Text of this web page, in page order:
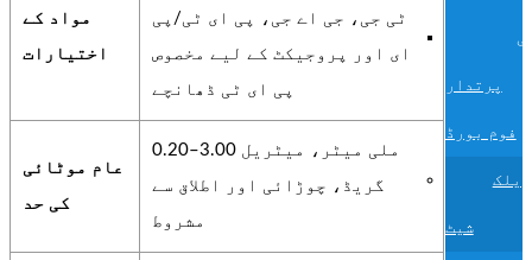
پرتدار
فوم بورڈ
شیٹ
مواد کے
اختیارات
ٹی جی، جی اے جی، پی ای ٹی/پی
ای اور پروجیکٹ کے لیے مخصوص
پی ای ٹی ڈھانچے
عام موٹائی
کی حد
0.20–3.00 ملی میٹر، میٹریل
گریڈ، چوڑائی اور اطلاق سے
مشروط